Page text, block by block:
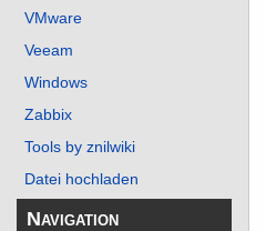
VMware
Veeam
Windows
Zabbix
Tools by znilwiki
Datei hochladen
Navigation